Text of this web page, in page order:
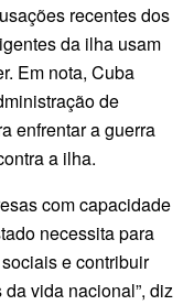
recentes dos
da ilha usam
Em nota, Cuba
de
enfrentar a guerra
a ilha.
com capacidade
necessita para
e contribuir
vida nacional”, diz